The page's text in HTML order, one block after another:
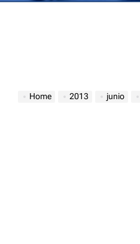
Home 2013 junio